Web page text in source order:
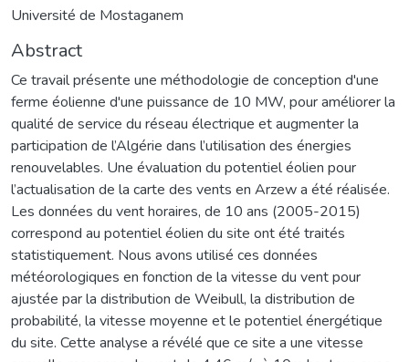
Université de Mostaganem
Abstract
Ce travail présente une méthodologie de conception d'une
ferme éolienne d'une puissance de 10 MW, pour améliorer la
qualité de service du réseau électrique et augmenter la
participation de l’Algérie dans l’utilisation des énergies
renouvelables. Une évaluation du potentiel éolien pour
l’actualisation de la carte des vents en Arzew a été réalisée.
Les données du vent horaires, de 10 ans (2005-2015)
correspond au potentiel éolien du site ont été traités
statistiquement. Nous avons utilisé ces données
météorologiques en fonction de la vitesse du vent pour
ajustée par la distribution de Weibull, la distribution de
probabilité, la vitesse moyenne et le potentiel énergétique
du site. Cette analyse a révélé que ce site a une vitesse